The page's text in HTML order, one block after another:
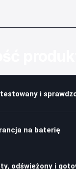
i
na baterię
odświeżony i